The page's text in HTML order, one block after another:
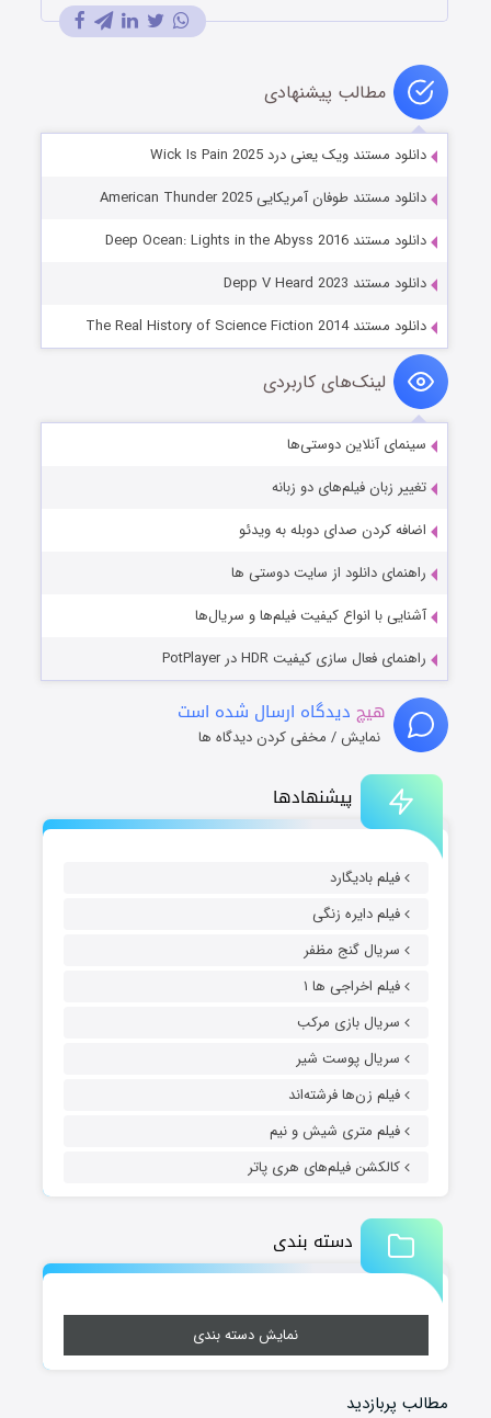
پیشنهادها
فیلم بادیگارد
فیلم دایره زنگی
سریال گنج مظفر
فیلم اخراجی ها ۱
سریال بازی مرکب
سریال پوست شیر
فیلم زن‌ها فرشته‌اند
فیلم متری شیش و نیم
کالکشن فیلم‌های هری پاتر
دسته بندی
نمایش دسته بندی
مطالب پربازدید
مطالب پیشنهادی
دانلود مستند ویک یعنی درد Wick Is Pain 2025
دانلود مستند طوفان آمریکایی American Thunder 2025
دانلود مستند Deep Ocean: Lights in the Abyss 2016
دانلود مستند Depp V Heard 2023
دانلود مستند The Real History of Science Fiction 2014
لینک‌های کاربردی
سینمای آنلاین دوستی‌ها
تغییر زبان فیلم‌های دو زبانه
اضافه کردن صدای دوبله به ویدئو
راهنمای دانلود از سایت دوستی ها
آشنایی با انواع کیفیت فیلم‌ها و سریال‌ها
راهنمای فعال سازی کیفیت HDR در PotPlayer
هیچ دیدگاه ارسال شده است
نمایش / مخفی کردن دیدگاه ها